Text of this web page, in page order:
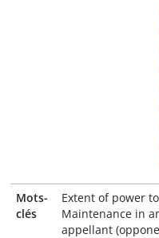
Mots-
clés
Extent of power
Maintenance in
appellant